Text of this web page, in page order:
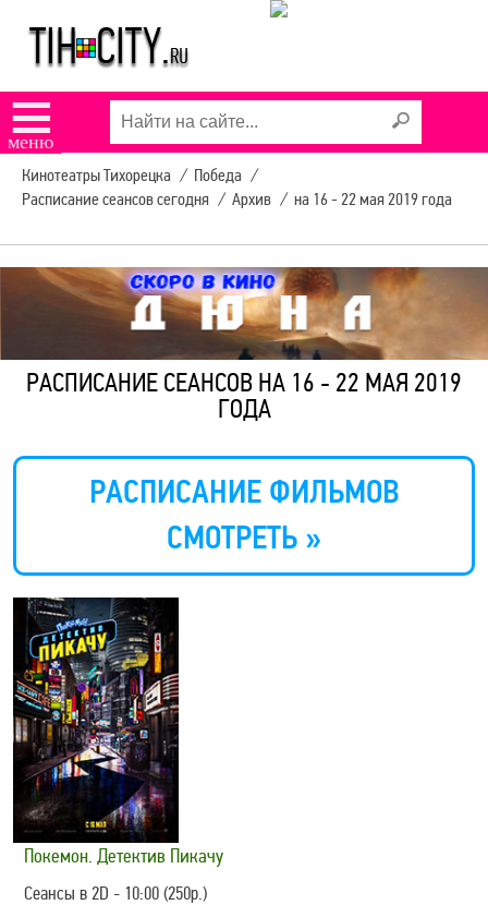
☰
меню
Кинотеатры Тихорецка / Победа /
Расписание сеансов сегодня / Архив / на 16 - 22 мая 2019 года
РАСПИСАНИЕ СЕАНСОВ НА 16 - 22 МАЯ 2019
ГОДА
РАСПИСАНИЕ ФИЛЬМОВ
СМОТРЕТЬ »
Покемон. Детектив Пикачу
Сеансы в 2D - 10:00 (250р.)